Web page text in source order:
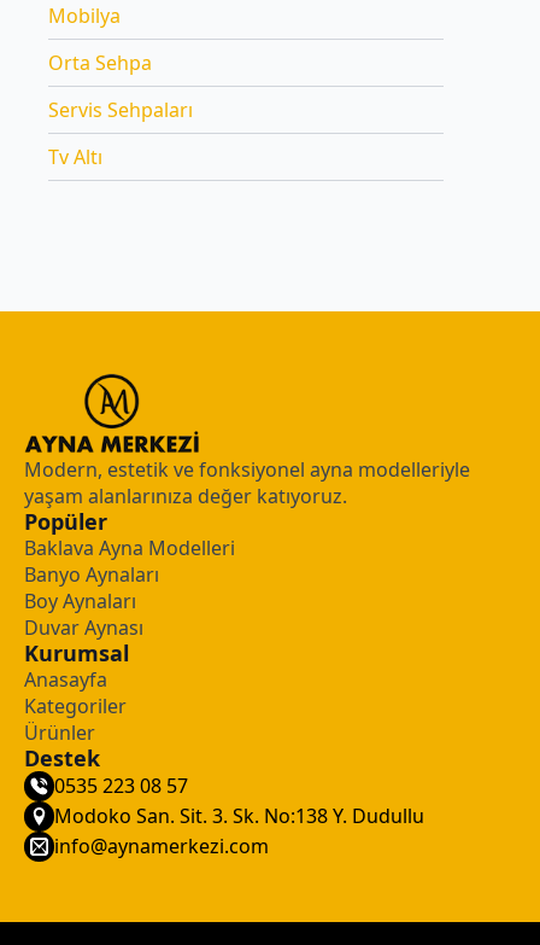
Mobilya
Orta Sehpa
Servis Sehpaları
Tv Altı
Modern, estetik ve fonksiyonel ayna modelleriyle
yaşam alanlarınıza değer katıyoruz.
Popüler
Baklava Ayna Modelleri
Banyo Aynaları
Boy Aynaları
Duvar Aynası
Kurumsal
Anasayfa
Kategoriler
Ürünler
Destek
0535 223 08 57
Modoko San. Sit. 3. Sk. No:138 Y. Dudullu
info@aynamerkezi.com